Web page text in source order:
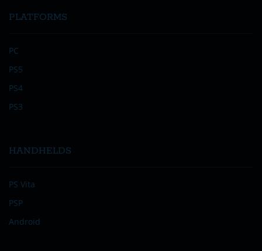
PLATFORMS
PC
PS5
PS4
PS3
HANDHELDS
PS Vita
PSP
Android